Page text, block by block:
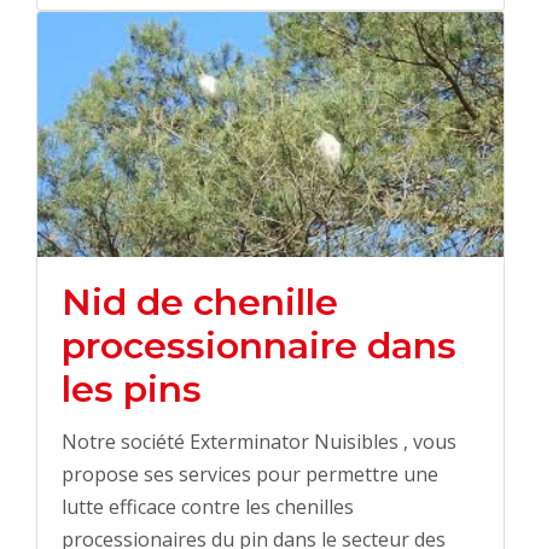
Nid de chenille
processionnaire dans
les pins
Notre société Exterminator Nuisibles , vous
propose ses services pour permettre une
lutte efficace contre les chenilles
processionaires du pin dans le secteur des